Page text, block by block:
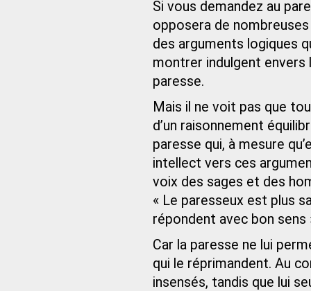
Si vous demandez au
opposera de
des arguments logiques
montrer indulgent envers
paresse.
Mais il ne voit pas que
d’un raisonnement
paresse qui, à mesure
intellect vers ces
voix des sages et des
« Le paresseux est plus
répondent avec bon sens
Car la paresse ne lui
qui le réprimandent. Au
insensés, tandis que lui